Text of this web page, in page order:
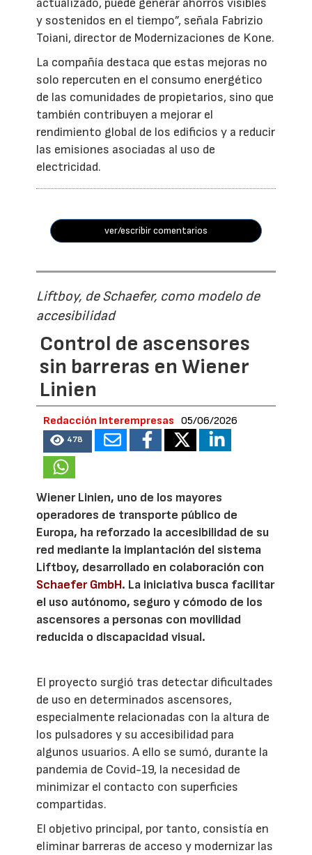
actualizado, puede generar ahorros visibles
y sostenidos en el tiempo”, señala Fabrizio
Toiani, director de Modernizaciones de Kone.
La compañía destaca que estas mejoras no
solo repercuten en el consumo energético
de las comunidades de propietarios, sino que
también contribuyen a mejorar el
rendimiento global de los edificios y a reducir
las emisiones asociadas al uso de
electricidad.
ver/escribir comentarios
Liftboy, de Schaefer, como modelo de
accesibilidad
Control de ascensores
sin barreras en Wiener
Linien
Redacción Interempresas 05/06/2026
478
Wiener Linien, uno de los mayores
operadores de transporte público de
Europa, ha reforzado la accesibilidad de su
red mediante la implantación del sistema
Liftboy, desarrollado en colaboración con
Schaefer GmbH. La iniciativa busca facilitar
el uso autónomo, seguro y cómodo de los
ascensores a personas con movilidad
reducida o discapacidad visual.
El proyecto surgió tras detectar dificultades
de uso en determinados ascensores,
especialmente relacionadas con la altura de
los pulsadores y su accesibilidad para
algunos usuarios. A ello se sumó, durante la
pandemia de Covid-19, la necesidad de
minimizar el contacto con superficies
compartidas.
El objetivo principal, por tanto, consistía en
eliminar barreras de acceso y modernizar las